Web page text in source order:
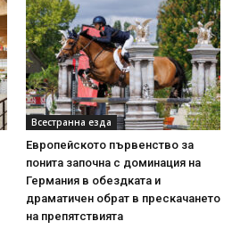
Всестранна езда
Европейското първенство за
понита започна с доминация на
Германия в обездката и
драматичен обрат в прескачането
на препятствията